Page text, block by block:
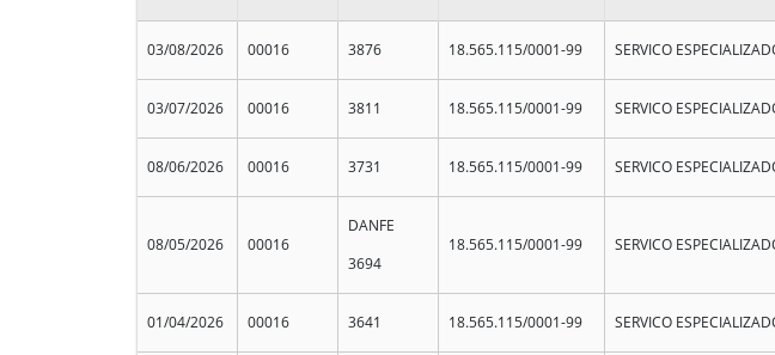
03/08/2026 00016 3876 18.565.115/0001-99 SERVICO
03/07/2026 00016 3811 18.565.115/0001-99 SERVICO
08/06/2026 00016 3731 18.565.115/0001-99 SERVICO
08/05/2026 00016
DANFE
3694
18.565.115/0001-99 SERVICO
01/04/2026 00016 3641 18.565.115/0001-99 SERVICO